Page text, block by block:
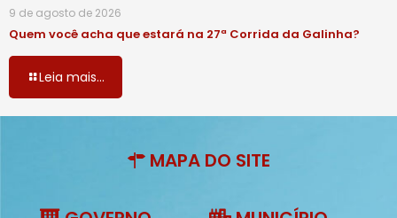
9 de agosto de 2026
Quem você acha que estará na 27ª Corrida da Galinha?
Leia mais...
MAPA DO SITE